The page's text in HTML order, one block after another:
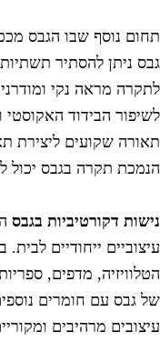
נוסף שבו הגבס
ניתן להסתיר תשתיות
מראה נקי
הבידוד האקוסטי
שקועים ליצירת
תקרה בגבס יכול
דקורטיביות בגבס
ייחודיים לבית.
מדפים,
גבס עם חומרים
מרהיבים